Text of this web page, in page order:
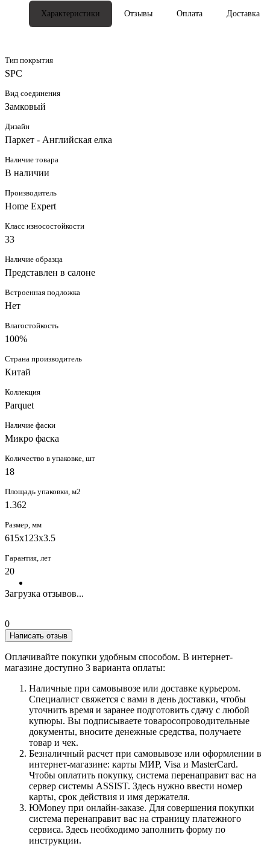
Характеристики Отзывы Оплата Доставка
Тип покрытия
SPC
Вид соединения
Замковый
Дизайн
Паркет - Английская елка
Наличие товара
В наличии
Производитель
Home Expert
Класс износостойкости
33
Наличие образца
Представлен в салоне
Встроенная подложка
Нет
Влагостойкость
100%
Страна производитель
Китай
Коллекция
Parquet
Наличие фаски
Микро фаска
Количество в упаковке, шт
18
Площадь упаковки, м2
1.362
Размер, мм
615x123x3.5
Гарантия, лет
20
Загрузка отзывов...
0
Написать отзыв
Оплачивайте покупки удобным способом. В интернет-
магазине доступно 3 варианта оплаты:
Наличные при самовывозе или доставке курьером.
Специалист свяжется с вами в день доставки, чтобы
уточнить время и заранее подготовить сдачу с любой
купюры. Вы подписываете товаросопроводительные
документы, вносите денежные средства, получаете
товар и чек.
Безналичный расчет при самовывозе или оформлении в
интернет-магазине: карты МИР, Visa и MasterCard.
Чтобы оплатить покупку, система перенаправит вас на
сервер системы ASSIST. Здесь нужно ввести номер
карты, срок действия и имя держателя.
ЮMoney при онлайн-заказе. Для совершения покупки
система перенаправит вас на страницу платежного
сервиса. Здесь необходимо заполнить форму по
инструкции.